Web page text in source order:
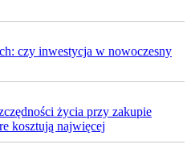
czy inwestycja w nowoczesny
życia przy zakupie
kosztują najwięcej